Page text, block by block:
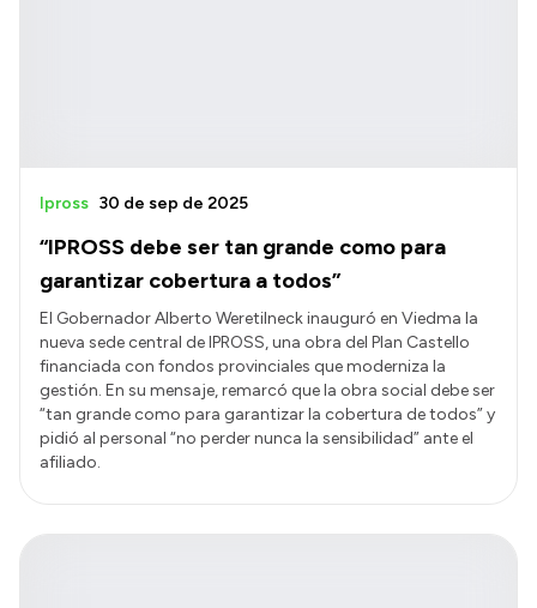
“IPROSS debe ser tan grande como para
garantizar cobertura a todos”
Ipross 30 de sep de 2025
El Gobernador Alberto Weretilneck inauguró en Viedma la
nueva sede central de IPROSS, una obra del Plan Castello
financiada con fondos provinciales que moderniza la
gestión. En su mensaje, remarcó que la obra social debe ser
“tan grande como para garantizar la cobertura de todos” y
pidió al personal “no perder nunca la sensibilidad” ante el
afiliado.